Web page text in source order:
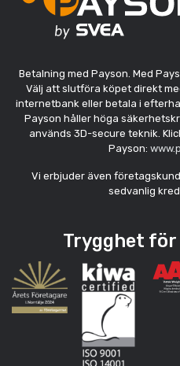
Betalning med Payson. Med
Välj att slutföra köpet direkt
internetbank eller betala i
Payson håller höga
används 3D-secure teknik.
Payson:
Vi erbjuder även
sedvanlig
Trygghet för